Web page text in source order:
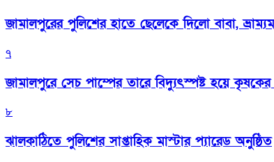
জামালপুরের পুলিশের হাতে ছেলেকে দিলো বাবা,
৭
জামালপুরে সেচ পাম্পের তারে বিদ্যুৎস্পষ্ট হয়ে
৮
‎ঝালকাঠিতে পুলিশের সাপ্তাহিক মাস্টার প্যারেড অনুষ্ঠিত